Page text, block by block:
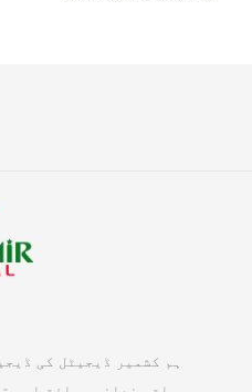
ہم کشمیر ڈیجیٹل کی